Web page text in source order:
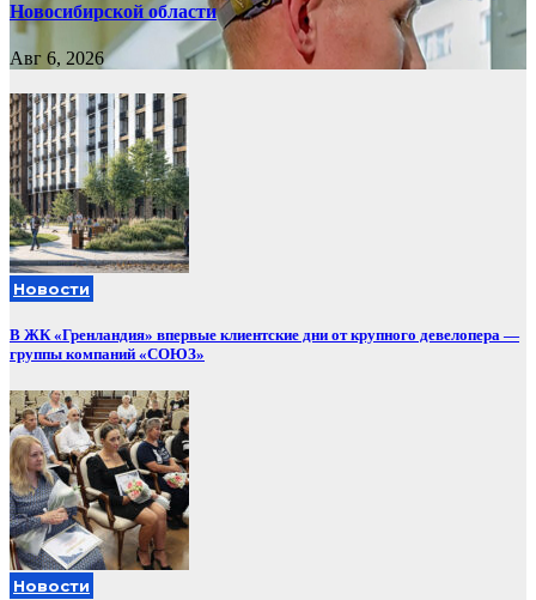
Новосибирской области
Авг 6, 2026
Новости
В ЖК «Гренландия» впервые клиентские дни от крупного девелопера —
группы компаний «СОЮЗ»
Новости